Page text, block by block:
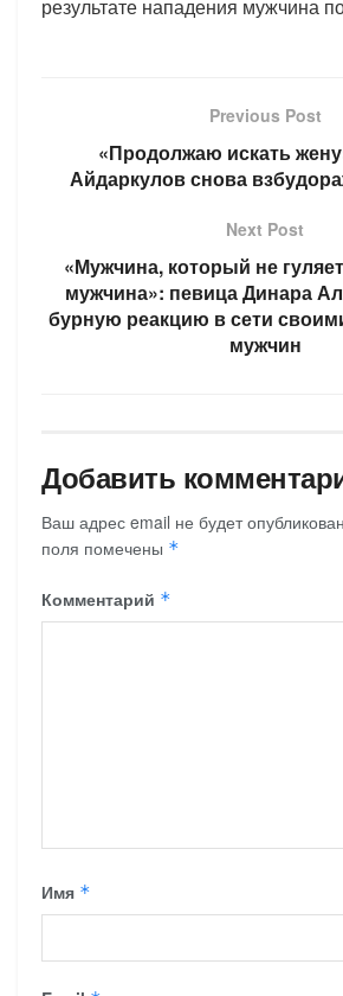
результате нападения мужчина
Previous Post
«Продолжаю искать
Айдаркулов снова
Next Post
«Мужчина, который не
мужчина»: певица Динара
бурную реакцию в сети
мужчин
Добавить
Ваш адрес email не будет
поля помечены *
Комментарий *
Имя *